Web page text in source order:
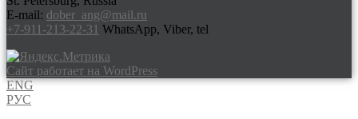
E-mail: dober_ang@mail.ru
+7-911-213-22-31 WhatsApp, Viber, tel
Сайт работает на WordPress
ENG
РУС